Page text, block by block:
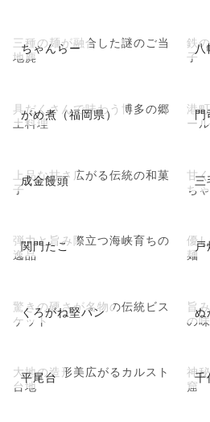
ちゃんらー
三種の麺が融合した謎のご当
地麂
八
鉄
子
がめ煮（福岡県）
具だくさんで味わう博多の郷
土料理
門
港
ール
成金饅頭
上品な甘さ広がる伝統の和菓
子
三
甘
ちゃ
関門たこ
弾力と旨み際立つ海峡育ちの
逸品
戸
優
麺
くろがね堅パン
驚きの硬さが名物の伝統ビス
ケット
ぬ
旨
の味
平尾台
大地の造形美広がるカルスト
台地
千
神
窟